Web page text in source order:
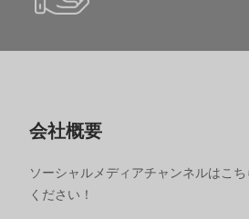
会社概要
ソーシャルメディアチャンネルはこ
ください！